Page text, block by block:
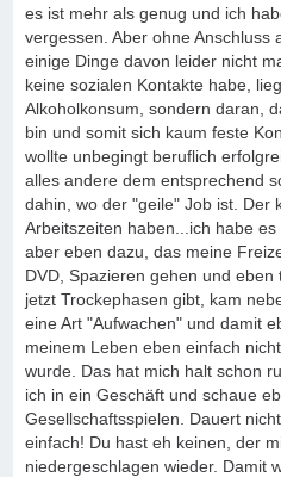
es ist mehr als genug und ich
vergessen. Aber ohne Anschluss
einige Dinge davon leider nicht
keine sozialen Kontakte habe,
Alkoholkonsum, sondern daran,
bin und somit sich kaum feste
wollte unbegingt beruflich
alles andere dem entsprechend
dahin, wo der "geile" Job ist. Der
Arbeitszeiten haben...ich habe
aber eben dazu, das meine
DVD, Spazieren gehen und
jetzt Trockephasen gibt, kam
eine Art "Aufwachen" und damit
meinem Leben eben einfach
wurde. Das hat mich halt schon
ich in ein Geschäft und schaue
Gesellschaftsspielen. Dauert
einfach! Du hast eh keinen, der
niedergeschlagen wieder. Damit